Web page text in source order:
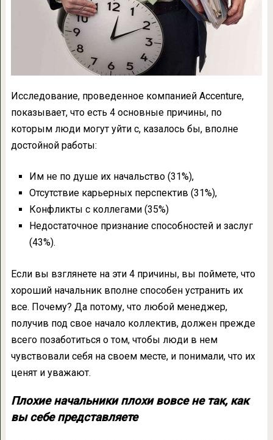
Исследование, проведенное компанией Accenture,
показывает, что есть 4 основные причины, по
которым люди могут уйти с, казалось бы, вполне
достойной работы:
Им не по душе их начальство (31%),
Отсутствие карьерных перспектив (31%),
Конфликты с коллегами (35%)
Недостаточное признание способностей и заслуг
(43%).
Если вы взглянете на эти 4 причины, вы поймете, что
хороший начальник вполне способен устранить их
все. Почему? Да потому, что любой менеджер,
получив под свое начало коллектив, должен прежде
всего позаботиться о том, чтобы люди в нем
чувствовали себя на своем месте, и понимали, что их
ценят и уважают.
Плохие начальники плохи вовсе не так, как
вы себе представляете